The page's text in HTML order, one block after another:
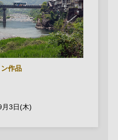
作品
月3日(木)